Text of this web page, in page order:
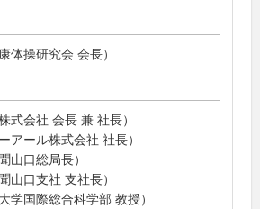
体操研究会 会長）
式会社 会長 兼 社長）
アール株式会社 社長）
山口総局長）
山口支社 支社長）
学国際総合科学部 教授）